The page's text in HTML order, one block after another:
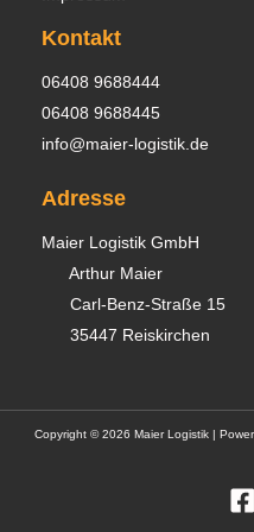
Kontakt
06408 9688444
06408 9688445
info@maier-logistik.de
Adresse
Maier Logistik GmbH
Arthur Maier
Carl-Benz-Straße 15
35447 Reiskirchen
Copyright © 2026 Maier Logistik |